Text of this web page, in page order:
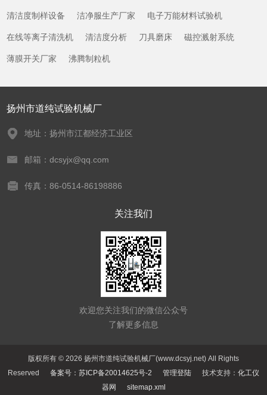
清洁度制样设备 洁净服生产厂家 电子万能材料试验机
在线等离子清洗机 清洁度分析 刀具磨床 磁控溅射系统
薄膜开关厂家 沸腾制粒机
扬州市道纯试验机械厂
地址：扬州市江都经济工业区
邮箱：dcsyjx@qq.com
传真：86-0514-86198886
关注我们
欢迎您关注我们的微信公众号
了解更多信息
版权所有 © 2026 扬州市道纯试验机械厂(www.dcsyj.net) All Rights
Reserved 备案号：苏ICP备20014625号-2 管理登陆 技术支持： 化工仪
器网
sitemap.xml